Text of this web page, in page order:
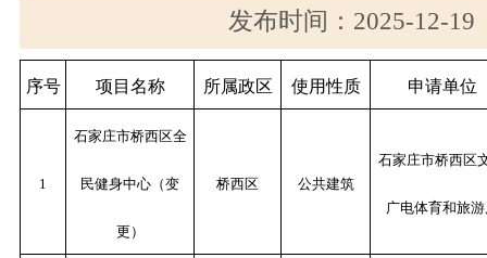
发布时间：2025-12-
序号 项目名称 所属政区 使用性质 申请单位
1
石家庄市桥西区全
民健身中心（变
更）
桥西区 公共建筑
石家庄市桥西区
广电体育和旅